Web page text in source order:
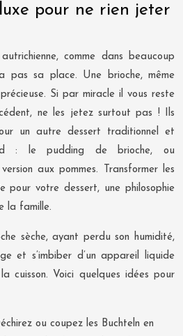
pour ne rien jeter
comme dans beaucoup
pas sa place. Une brioche, même
Si par miracle il vous reste
ne les jetez surtout pas ! Ils
un autre dessert traditionnel et
: le pudding de brioche, ou
aux pommes. Transformer les
pour votre dessert, une philosophie
la famille.
sèche, ayant perdu son humidité,
et s’imbiber d’un appareil liquide
cuisson. Voici quelques idées pour
ou coupez les Buchteln en